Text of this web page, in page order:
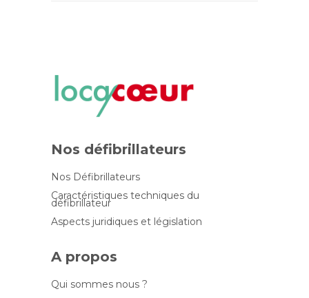
Nos défibrillateurs
Nos Défibrillateurs
Caractéristiques techniques du
défibrillateur
Aspects juridiques et législation
A propos
Qui sommes nous ?